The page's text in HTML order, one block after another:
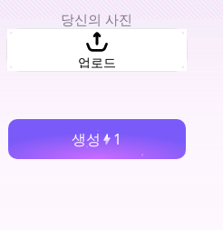
당신의 사진
업로드
생성 1